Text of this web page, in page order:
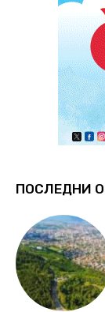
ПОСЛЕДНИ